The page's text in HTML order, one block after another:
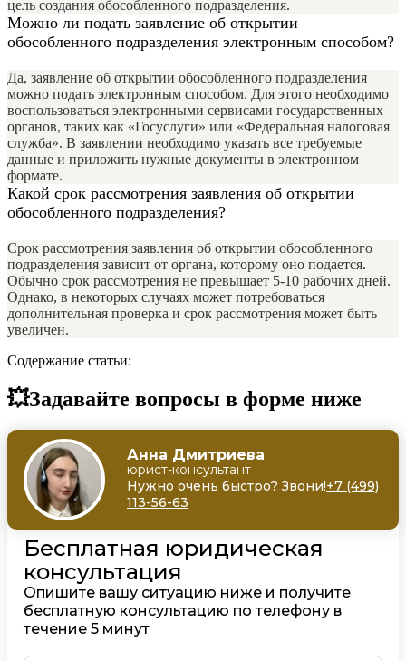
цель создания обособленного подразделения.
Можно ли подать заявление об открытии
обособленного подразделения электронным способом?
Да, заявление об открытии обособленного подразделения
можно подать электронным способом. Для этого необходимо
воспользоваться электронными сервисами государственных
органов, таких как «Госуслуги» или «Федеральная налоговая
служба». В заявлении необходимо указать все требуемые
данные и приложить нужные документы в электронном
формате.
Какой срок рассмотрения заявления об открытии
обособленного подразделения?
Срок рассмотрения заявления об открытии обособленного
подразделения зависит от органа, которому оно подается.
Обычно срок рассмотрения не превышает 5-10 рабочих дней.
Однако, в некоторых случаях может потребоваться
дополнительная проверка и срок рассмотрения может быть
увеличен.
Содержание статьи:
💥Задавайте вопросы в форме ниже